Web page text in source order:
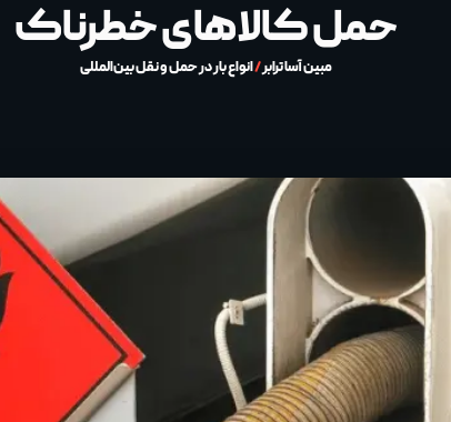
حمل کالاهای خطرناک
مبین آسا ترابر/انواع بار در حمل و نقل بین‌المللی